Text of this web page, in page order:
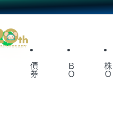
X
債
券
Ｂ
Ｏ
株
Ｏ